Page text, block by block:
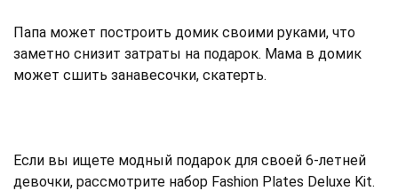
Папа может построить домик своими руками, что
заметно снизит затраты на подарок. Мама в домик
может сшить занавесочки, скатерть.
Если вы ищете модный подарок для своей 6-летней
девочки, рассмотрите набор Fashion Plates Deluxe Kit.